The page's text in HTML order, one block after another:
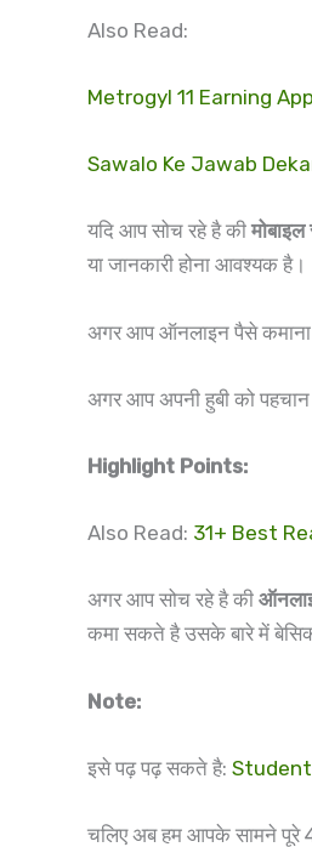
Also Read:
Metrogyl 11 Earning App
Sawalo Ke Jawab
यदि आप सोच रहे है की
या जानकारी होना आवश्यक है।
अगर आप ऑनलाइन पैसे कमाना
अगर आप अपनी हुबी को
Highlight Points:
Also Read: 31+ Best
अगर आप सोच रहे है की
कमा सकते है उसके बारे में
Note:
इसे पढ़ पढ़ सकते है: Student
चलिए अब हम आपके सामने पूरे